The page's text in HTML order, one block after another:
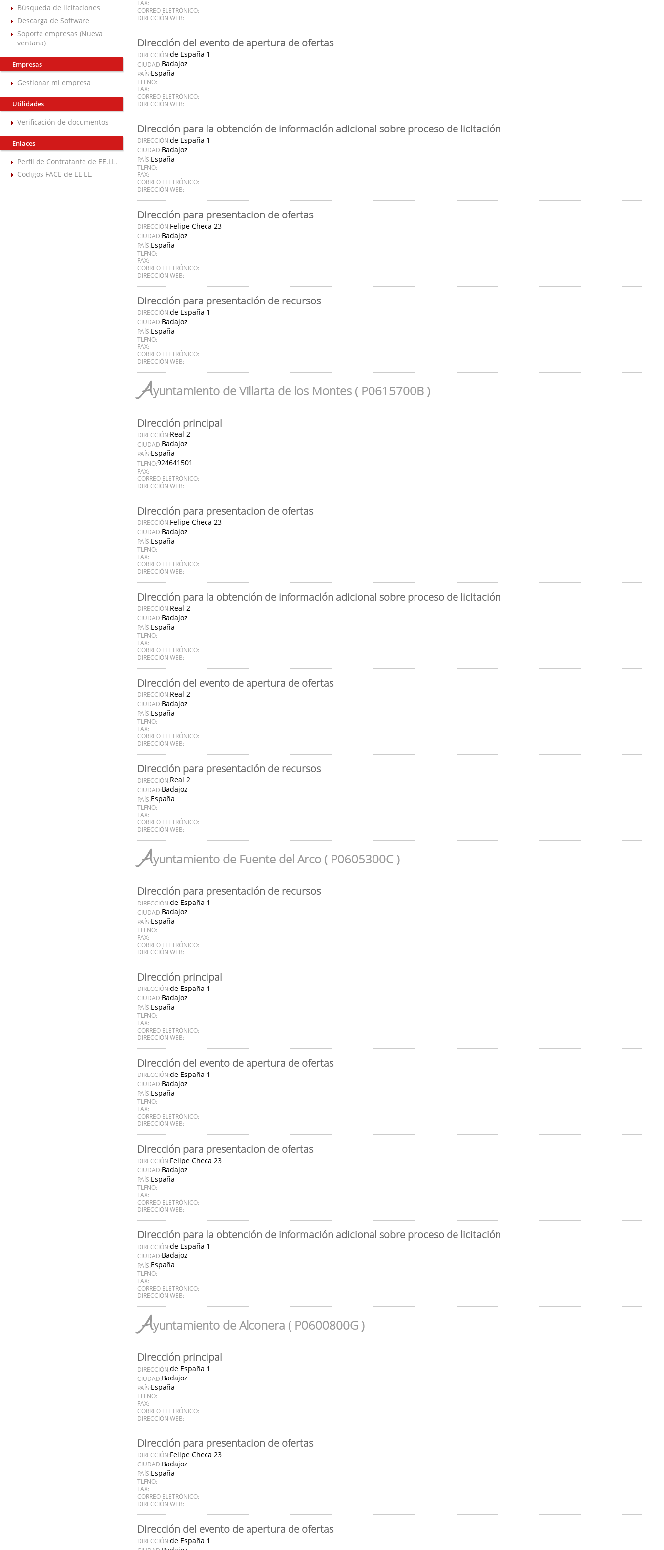
Búsqueda de licitaciones
Descarga de Software
Soporte empresas (Nueva
ventana)
Empresas
Gestionar mi empresa
Utilidades
Verificación de documentos
Enlaces
Perfil de Contratante de EE.LL.
Códigos FACE de EE.LL.
FAX:
CORREO ELETRÓNICO:
DIRECCIÓN WEB:
Dirección del evento de apertura de ofertas
DIRECCIÓN:de España 1
CIUDAD:Badajoz
PAÍS:España
TLFNO:
FAX:
CORREO ELETRÓNICO:
DIRECCIÓN WEB:
Dirección para la obtención de información adicional sobre proceso de licitación
DIRECCIÓN:de España 1
CIUDAD:Badajoz
PAÍS:España
TLFNO:
FAX:
CORREO ELETRÓNICO:
DIRECCIÓN WEB:
Dirección para presentacion de ofertas
DIRECCIÓN:Felipe Checa 23
CIUDAD:Badajoz
PAÍS:España
TLFNO:
FAX:
CORREO ELETRÓNICO:
DIRECCIÓN WEB:
Dirección para presentación de recursos
DIRECCIÓN:de España 1
CIUDAD:Badajoz
PAÍS:España
TLFNO:
FAX:
CORREO ELETRÓNICO:
DIRECCIÓN WEB:
Ayuntamiento de Villarta de los Montes ( P0615700B )
Dirección principal
DIRECCIÓN:Real 2
CIUDAD:Badajoz
PAÍS:España
TLFNO:924641501
FAX:
CORREO ELETRÓNICO:
DIRECCIÓN WEB:
Dirección para presentacion de ofertas
DIRECCIÓN:Felipe Checa 23
CIUDAD:Badajoz
PAÍS:España
TLFNO:
FAX:
CORREO ELETRÓNICO:
DIRECCIÓN WEB:
Dirección para la obtención de información adicional sobre proceso de licitación
DIRECCIÓN:Real 2
CIUDAD:Badajoz
PAÍS:España
TLFNO:
FAX:
CORREO ELETRÓNICO:
DIRECCIÓN WEB:
Dirección del evento de apertura de ofertas
DIRECCIÓN:Real 2
CIUDAD:Badajoz
PAÍS:España
TLFNO:
FAX:
CORREO ELETRÓNICO:
DIRECCIÓN WEB:
Dirección para presentación de recursos
DIRECCIÓN:Real 2
CIUDAD:Badajoz
PAÍS:España
TLFNO:
FAX:
CORREO ELETRÓNICO:
DIRECCIÓN WEB:
Ayuntamiento de Fuente del Arco ( P0605300C )
Dirección para presentación de recursos
DIRECCIÓN:de España 1
CIUDAD:Badajoz
PAÍS:España
TLFNO:
FAX:
CORREO ELETRÓNICO:
DIRECCIÓN WEB:
Dirección principal
DIRECCIÓN:de España 1
CIUDAD:Badajoz
PAÍS:España
TLFNO:
FAX:
CORREO ELETRÓNICO:
DIRECCIÓN WEB:
Dirección del evento de apertura de ofertas
DIRECCIÓN:de España 1
CIUDAD:Badajoz
PAÍS:España
TLFNO:
FAX:
CORREO ELETRÓNICO:
DIRECCIÓN WEB:
Dirección para presentacion de ofertas
DIRECCIÓN:Felipe Checa 23
CIUDAD:Badajoz
PAÍS:España
TLFNO:
FAX:
CORREO ELETRÓNICO:
DIRECCIÓN WEB:
Dirección para la obtención de información adicional sobre proceso de licitación
DIRECCIÓN:de España 1
CIUDAD:Badajoz
PAÍS:España
TLFNO:
FAX:
CORREO ELETRÓNICO:
DIRECCIÓN WEB:
Ayuntamiento de Alconera ( P0600800G )
Dirección principal
DIRECCIÓN:de España 1
CIUDAD:Badajoz
PAÍS:España
TLFNO:
FAX:
CORREO ELETRÓNICO:
DIRECCIÓN WEB:
Dirección para presentacion de ofertas
DIRECCIÓN:Felipe Checa 23
CIUDAD:Badajoz
PAÍS:España
TLFNO:
FAX:
CORREO ELETRÓNICO:
DIRECCIÓN WEB:
Dirección del evento de apertura de ofertas
DIRECCIÓN:de España 1